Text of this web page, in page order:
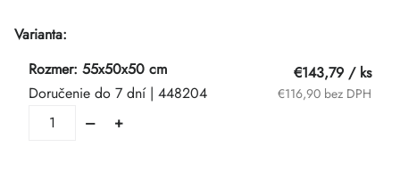
Varianta:
Rozmer: 55x50x50 cm
Doručenie do 7 dní | 448204
€143,79 / ks
€116,90 bez DPH